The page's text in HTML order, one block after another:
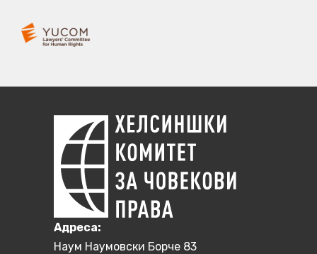
Aдреса:
Наум Наумовски Борче 83